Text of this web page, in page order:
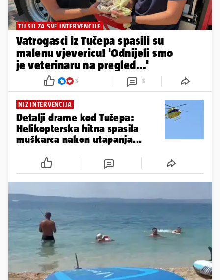
TU SU ZA SVE INTERVENCIJE
Vatrogasci iz Tučepa spasili su
malenu vjevericu! 'Odnijeli smo
je veterinaru na pregled...'
3 3
NIZ INTERVENCIJA
Detalji drame kod Tučepa:
Helikopterska hitna spasila
muškarca nakon utapanja...